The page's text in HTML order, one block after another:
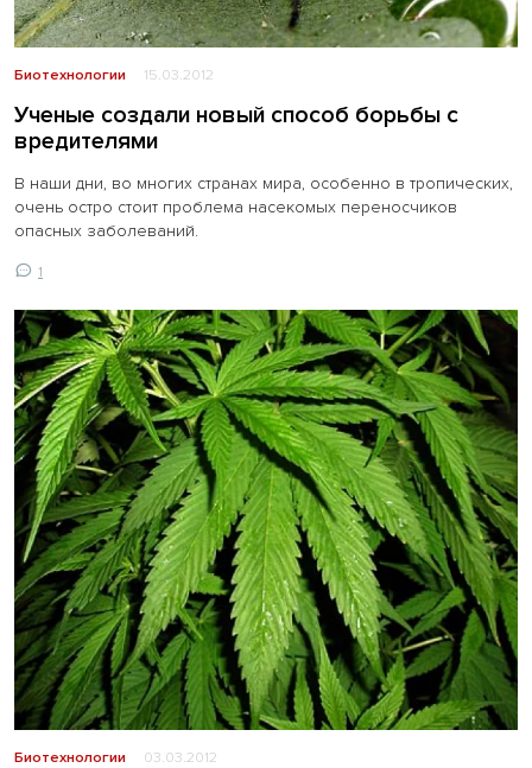
Биотехнологии 15.03.2012
Ученые создали новый способ борьбы с
вредителями
В наши дни, во многих странах мира, особенно в тропических,
очень остро стоит проблема насекомых переносчиков
опасных заболеваний.
1
Биотехнологии 03.03.2012